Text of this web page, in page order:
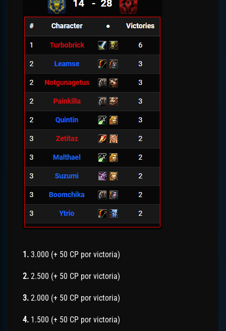
1. 3.000 (+ 50 CP por victoria)
2. 2.500 (+ 50 CP por victoria)
3. 2.000 (+ 50 CP por victoria)
4. 1.500 (+ 50 CP por victoria)